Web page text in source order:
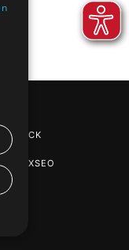
PACK